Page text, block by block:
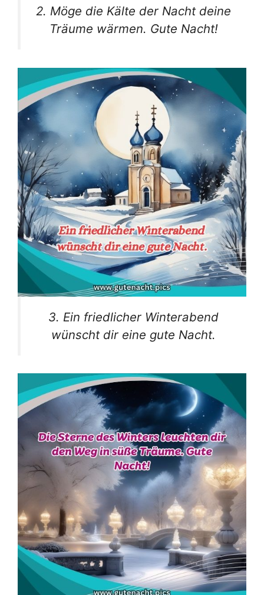
2. Möge die Kälte der Nacht deine
Träume wärmen. Gute Nacht!
3. Ein friedlicher Winterabend
wünscht dir eine gute Nacht.